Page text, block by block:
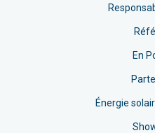
En
Énergie